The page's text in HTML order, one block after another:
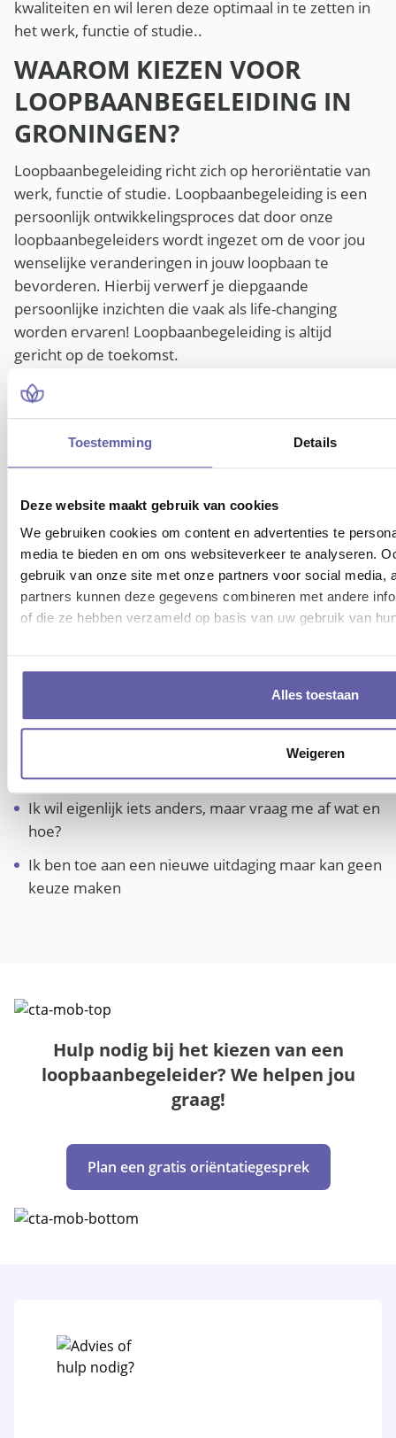
Toestemming Details
Deze website maakt gebruik van cookies
We gebruiken cookies om content en advertenties te
media te bieden en om ons websiteverkeer te analyseren.
gebruik van onze site met onze partners voor social media,
partners kunnen deze gegevens combineren met andere
of die ze hebben verzameld op basis van uw gebruik van
Alles toestaan
Weigeren
kwaliteiten en wil leren deze optimaal in te zetten in
het werk, functie of studie..
WAAROM KIEZEN VOOR
LOOPBAANBEGELEIDING IN
GRONINGEN?
Loopbaanbegeleiding richt zich op heroriëntatie van
werk, functie of studie. Loopbaanbegeleiding is een
persoonlijk ontwikkelingsproces dat door onze
loopbaanbegeleiders wordt ingezet om de voor jou
wenselijke veranderingen in jouw loopbaan te
bevorderen. Hierbij verwerf je diepgaande
persoonlijke inzichten die vaak als life-changing
worden ervaren! Loopbaanbegeleiding is altijd
gericht op de toekomst.
MET WELKE VRAGEN KAN IK
TERECHT BIJ
LOOPBAANBEGELEIDING IN
Met deze – en vele andere loopbaan- vragen kun je
terecht bij onze loopbaanbegeleiders in Groningen.
Wie ben ik, wat wil ik, wat kan ik?
Waar liggen mijn kwaliteiten en hoe kan ik deze
optimaal inzetten in mijn werk?
Hoe kan ik mezelf verder ontwikkelen in mijn
Welke functie of studierichting past bij mij?
Ik wil eigenlijk iets anders, maar vraag me af wat en
hoe?
Ik ben toe aan een nieuwe uitdaging maar kan geen
keuze maken
Hulp nodig bij het kiezen van een
loopbaanbegeleider? We helpen jou
graag!
Plan een gratis oriëntatiegesprek